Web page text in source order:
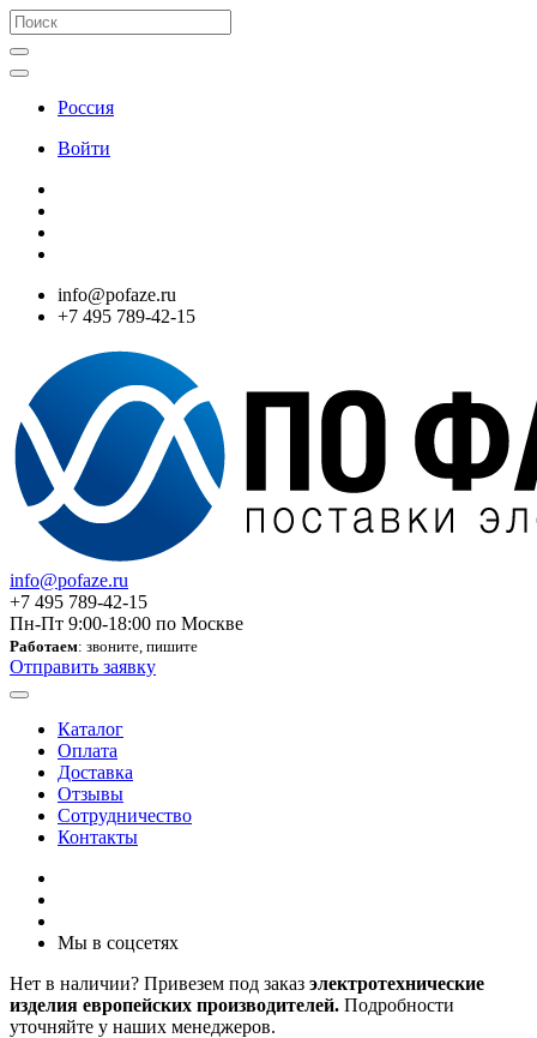
Россия
Войти
info@pofaze.ru
+7 495 789-42-15
info@pofaze.ru
+7 495 789-42-15
Пн-Пт 9:00-18:00 по Москве
Работаем: звоните, пишите
Отправить заявку
Каталог
Оплата
Доставка
Отзывы
Сотрудничество
Контакты
Мы в соцсетях
Нет в наличии? Привезем под заказ электротехнические
изделия европейских производителей. Подробности
уточняйте у наших менеджеров.